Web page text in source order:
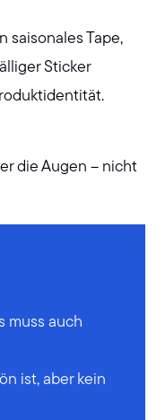
saisonales Tape,
Sticker
die Augen – nicht
muss auch
ist, aber kein